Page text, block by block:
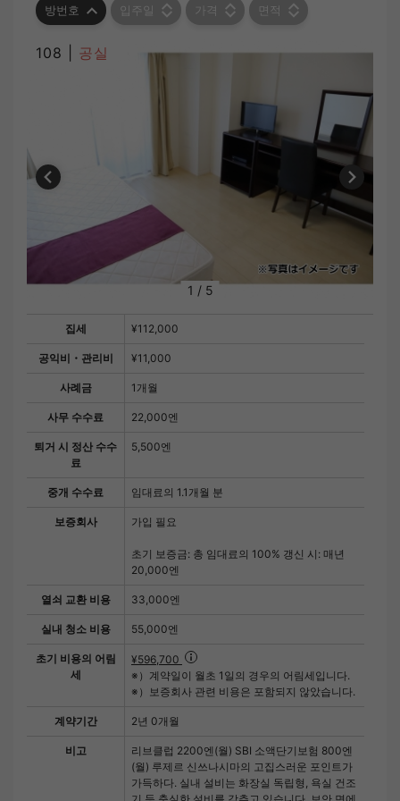
방번호 입주일 가격 면적
108 | 공실
1 / 5
집세 ¥112,000
공익비・관리비 ¥11,000
사례금 1개월
사무 수수료 22,000엔
퇴거 시 정산 수수
료
5,500엔
중개 수수료 임대료의 1.1개월 분
보증회사 가입 필요
초기 보증금: 총 임대료의 100% 갱신 시: 매년
20,000엔
열쇠 교환 비용 33,000엔
실내 청소 비용 55,000엔
초기 비용의 어림
세
¥596,700
※）계약일이 월초 1일의 경우의 어림세입니다.
※）보증회사 관련 비용은 포함되지 않았습니다.
계약기간 2년 0개월
비고
리브클럽 2200엔(월) SBI 소액단기보험 800엔
(월) 루제르 신쓰나시마의 고집스러운 포인트가
가득하다. 실내 설비는 화장실 독립형, 욕실 건조